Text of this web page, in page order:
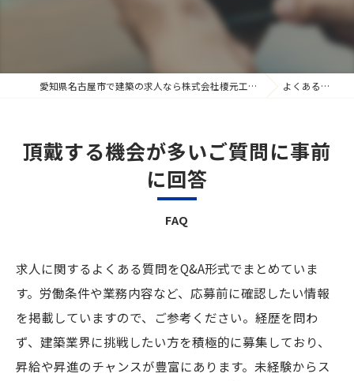
愛知県名古屋市で建築の求人なら株式会社榎元工務店 よくある質問
頂戴する機会が多いご質問に事前
に回答
FAQ
求人に関するよくある質問をQ&A形式でまとめていま
す。労働条件や業務内容など、応募前に確認したい情報
を掲載していますので、ご参考ください。経歴を問わ
ず、建築業界に挑戦したい方を積極的に募集しており、
昇給や昇進のチャンスが豊富にあります。未経験からス